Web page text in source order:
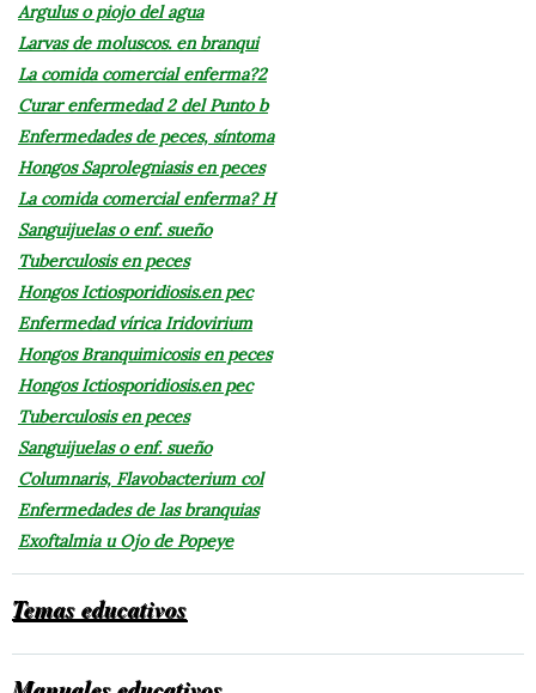
Argulus o piojo del agua
Larvas de moluscos. en branqui
La comida comercial enferma?2
Curar enfermedad 2 del Punto b
Enfermedades de peces, síntoma
Hongos Saprolegniasis en peces
La comida comercial enferma? H
Sanguijuelas o enf. sueño
Tuberculosis en peces
Hongos Ictiosporidiosis.en pec
Enfermedad vírica Iridovirium
Hongos Branquimicosis en peces
Hongos Ictiosporidiosis.en pec
Tuberculosis en peces
Sanguijuelas o enf. sueño
Columnaris, Flavobacterium col
Enfermedades de las branquias
Exoftalmia u Ojo de Popeye
Temas educativos